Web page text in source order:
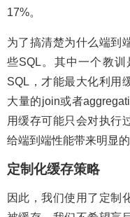
17%。
为了搞清楚为什么端到
些SQL。其中一个教
SQL，才能最大化利用
大量的join或者
用缓存可能只会对执行
给端到端性能带来明显的
定制化缓存策略
因此，我们使用了定制